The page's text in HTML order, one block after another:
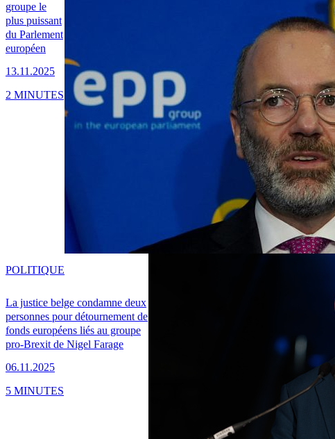
groupe le
plus puissant
du Parlement
européen
13.11.2025
2 MINUTES
La justice belge condamne deux
personnes pour détournement de
fonds européens liés au groupe
pro-Brexit de Nigel Farage
06.11.2025
POLITIQUE
5 MINUTES